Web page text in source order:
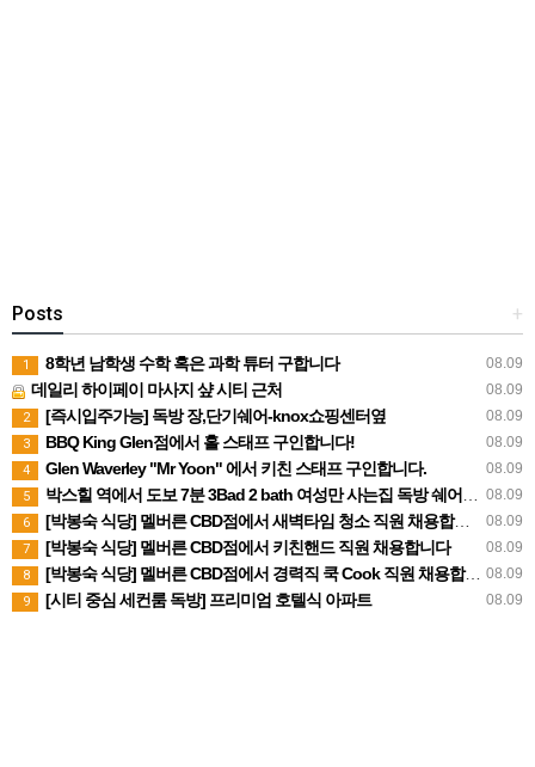
+
Posts
08.09
1 8학년 남학생 수학 혹은 과학 튜터 구합니다
08.09
데일리 하이페이 마사지 샾 시티 근처
08.09
2 [즉시입주가능] 독방 장,단기쉐어-knox쇼핑센터옆
08.09
3 BBQ King Glen점에서 홀 스태프 구인합니다!
08.09
4 Glen Waverley "Mr Yoon" 에서 키친 스태프 구인합니다.
08.09
5 박스힐 역에서 도보 7분 3Bad 2 bath 여성만 사는집 독방 쉐어생 찾습니다 (280불 빌포함)
08.09
6 [박봉숙 식당] 멜버른 CBD점에서 새벽타임 청소 직원 채용합니다 (경력자 환영)
08.09
7 [박봉숙 식당] 멜버른 CBD점에서 키친핸드 직원 채용합니다
08.09
8 [박봉숙 식당] 멜버른 CBD점에서 경력직 쿡 Cook 직원 채용합니다
08.09
9 [시티 중심 세컨룸 독방] 프리미엄 호텔식 아파트